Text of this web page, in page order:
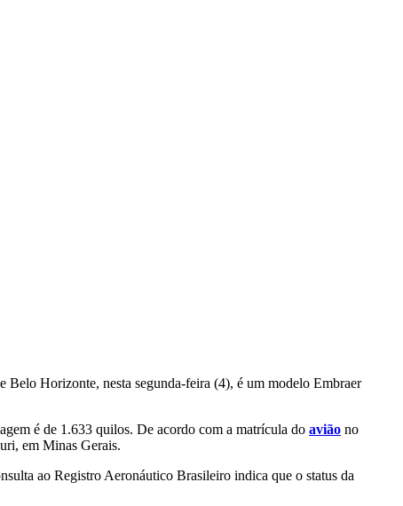
Horizonte, nesta segunda-feira (4), é um modelo Embraer
é de 1.633 quilos. De acordo com a matrícula do avião no
em Minas Gerais.
ao Registro Aeronáutico Brasileiro indica que o status da